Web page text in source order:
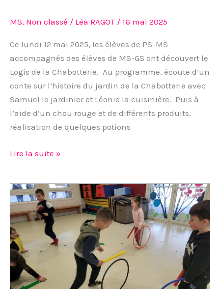
MS, Non classé / Léa RAGOT / 16 mai 2025
Ce lundi 12 mai 2025, les élèves de PS-MS
accompagnés des élèves de MS-GS ont découvert le
Logis de la Chabotterie. Au programme, écoute d’un
conte sur l’histoire du jardin de la Chabotterie avec
Samuel le jardinier et Léonie la cuisinière. Puis à
l’aide d’un chou rouge et de différents produits,
réalisation de quelques potions
Lire la suite »
Les
jeux
d’autrefois
en
GS-
CP